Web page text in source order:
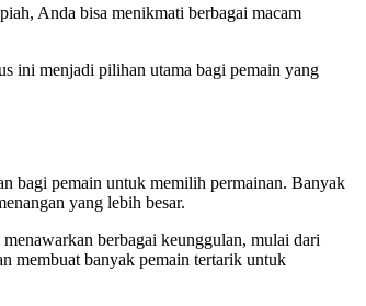
Anda bisa menikmati berbagai macam
ini menjadi pilihan utama bagi pemain yang
bagi pemain untuk memilih permainan. Banyak
yang lebih besar.
berbagai keunggulan, mulai dari
membuat banyak pemain tertarik untuk